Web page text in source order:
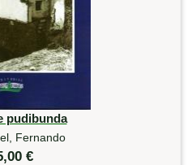
pudibunda
Fernando
€